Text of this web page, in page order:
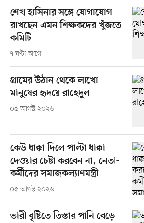
শেখ হাসিনার সঙ্গে যোগাযোগ
রাখছেন এমন শিক্ষকদের খুঁজতে
কমিটি
৭ ঘণ্টা আগে
গ্রামের উঠান থেকে লাখো
মানুষের হৃদয়ে রাহেদুল
০৫ আগস্ট ২০২৬
কেউ ধাক্কা দিলে পাল্টা ধাক্কা
দেওয়ার চেষ্টা করবেন না, নেতা-
কর্মীদের সমাজকল্যাণমন্ত্রী
০৫ আগস্ট ২০২৬
ভারী বৃষ্টিতে তিস্তার পানি বেড়ে